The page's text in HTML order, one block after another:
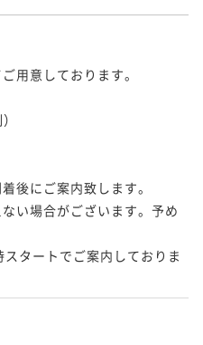
用意しております。
後にご案内致します。
い場合がございます。予め
タートでご案内しておりま